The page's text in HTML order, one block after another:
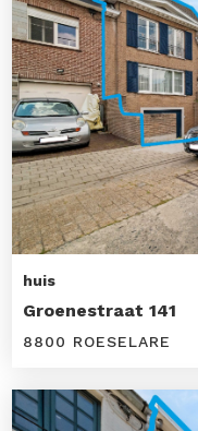
huis
Groenestraat 141
8800 ROESELARE